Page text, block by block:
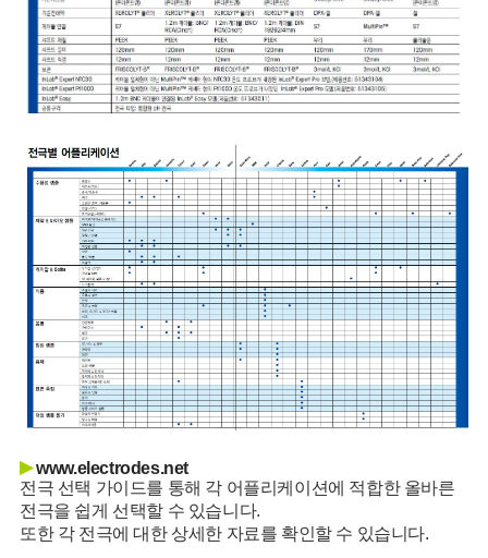
▶ www.electrodes.net
전극 선택 가이드를 통해 각 어플리케이션에 적합한 올바른
전극을 쉽게 선택할 수 있습니다.
또한 각 전극에 대한 상세한 자료를 확인할 수 있습니다.